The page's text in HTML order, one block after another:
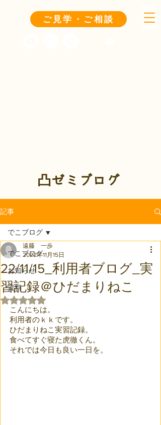
ご見学・ご相談
凸ゼミブログ
記事
でこブログ
お知らせ
資料
でこブログ
22/11/15_利用者ブログ_実
習記録＠ひだまりねこ
遠藤 一歩
2022年11月15日
5つ星のうちNaNと評価されています。
こんにちは。
利用者のｋｋです。
ひだまりねこ実習記録。
食べてすぐ寝た虎徹くん。
それでは今日も良い一日を。